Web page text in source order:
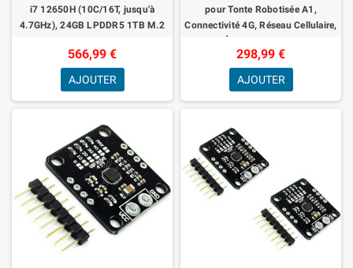
i7 12650H (10C/16T, jusqu'à
4.7GHz), 24GB LPDDR5 1TB M.2
Support
566,99 €
AJOUTER
pour Tonte Robotisée A1,
Connectivité 4G, Réseau Cellulaire,
Fiabilité Élevée, Suivi GPS, Service
Gra
298,99 €
AJOUTER